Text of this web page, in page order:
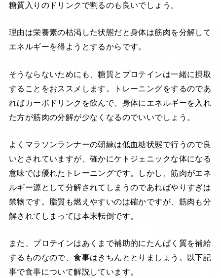
糖質入りのドリンクで割るのも良いでしょう。
理由は栄養素の枯渇した状態だと身体は筋肉を分解して
エネルギーを得ようとするからです。
そうならないためにも、糖質とプロテインは一緒に摂取
することをおススメします。トレーニングをするのであ
ればカーボドリンクを飲んで、身体にエネルギーを入れ
た方が筋肉の分解が少なくなるのでいいでしょう。
よくマラソンランナーの朝練は低血糖状態で行うので良
いとされていますが、確かにケトジェニックな体になる
意味では優れたトレーニングです。しかし、筋肉がエネ
ルギー源として分解されてしまうのであればやりすぎは
禁物です。脂質も燃えやすいのは確かですが、筋肉も分
解されてしまっては本末転倒です。
また、プロテインはあくまで補助的にたんぱく質を補給
するものなので、食事はきちんととりましょう。以下記
事で食事について解説しています。